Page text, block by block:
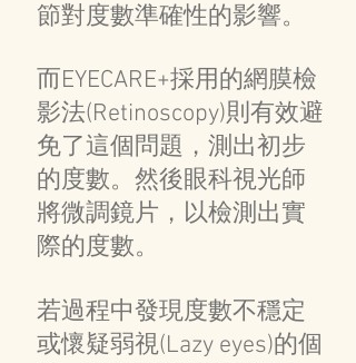
節對度數準確性的影響。
而EYECARE+採用的網膜檢
影法(Retinoscopy)則有效避
免了這個問題，測出初步
的度數。然後眼科視光師
將微調鏡片，以檢測出實
際的度數。
若過程中發現度數不穩定
或懷疑弱視(Lazy eyes)的個